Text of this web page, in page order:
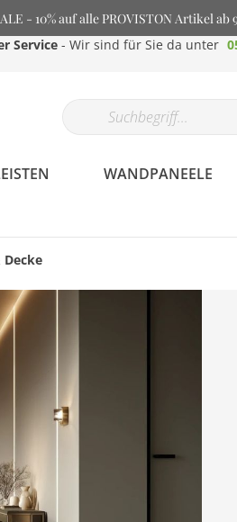
- 10% auf alle PROVISTON Artikel
Service - Wir sind für Sie da unter
WANDPANEELE
Profilaminat.de -